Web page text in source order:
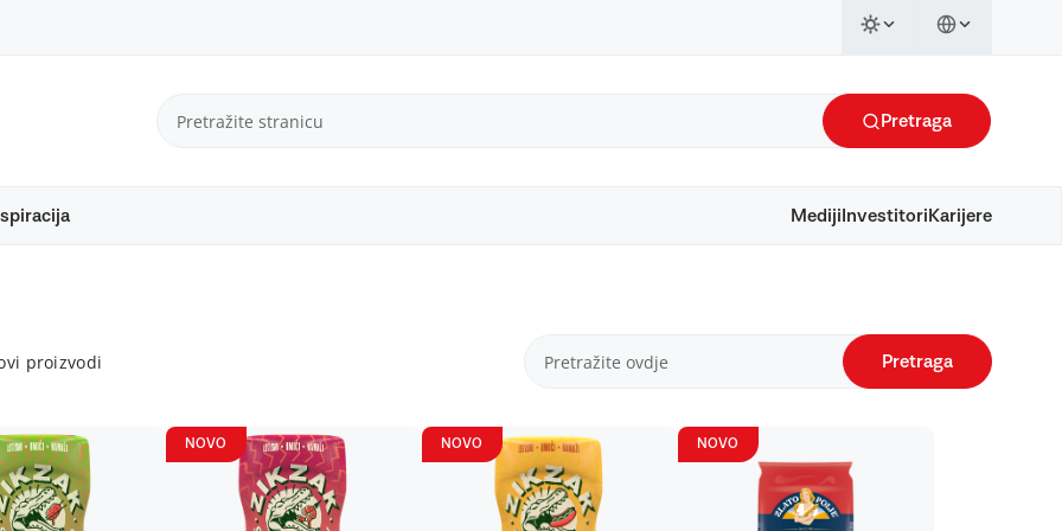
Pretraga
Mediji Investitori Karijere
proizvodi Pretraga
NOVO NOVO NOVO